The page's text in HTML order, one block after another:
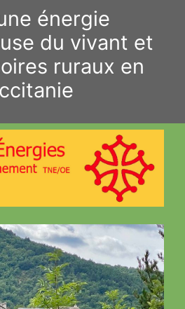
énergie
du vivant et
ruraux en